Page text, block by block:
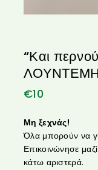
“Και
€10
Μη ξεχνάς!
Όλα μπορούν να
Επικοινώνησε
κάτω αριστερά.